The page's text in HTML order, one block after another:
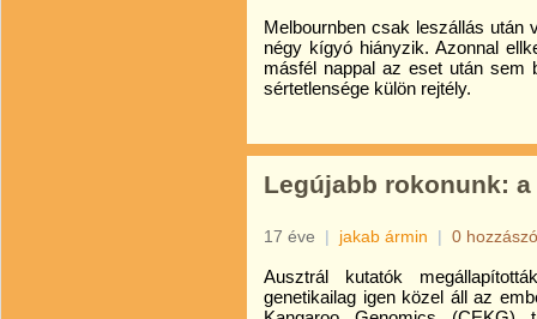
Melbournben csak leszállás után
négy kígyó hiányzik. Azonnal
másfél nappal az eset után sem
sértetlensége külön rejtély.
Legújabb rokonunk:
17 éve | jakab ármin | 0
Ausztrál kutatók
genetikailag igen közel áll az